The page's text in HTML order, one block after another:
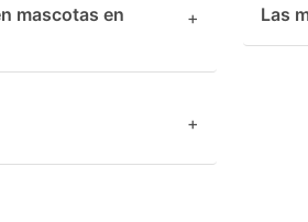
mascotas en
+ Las
+